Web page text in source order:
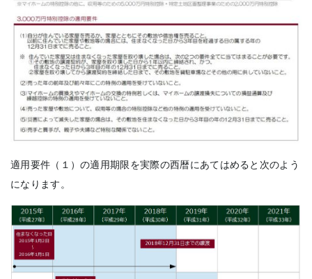
適用要件（１）の適用期限を実際の西暦にあてはめると次のよう
になります。